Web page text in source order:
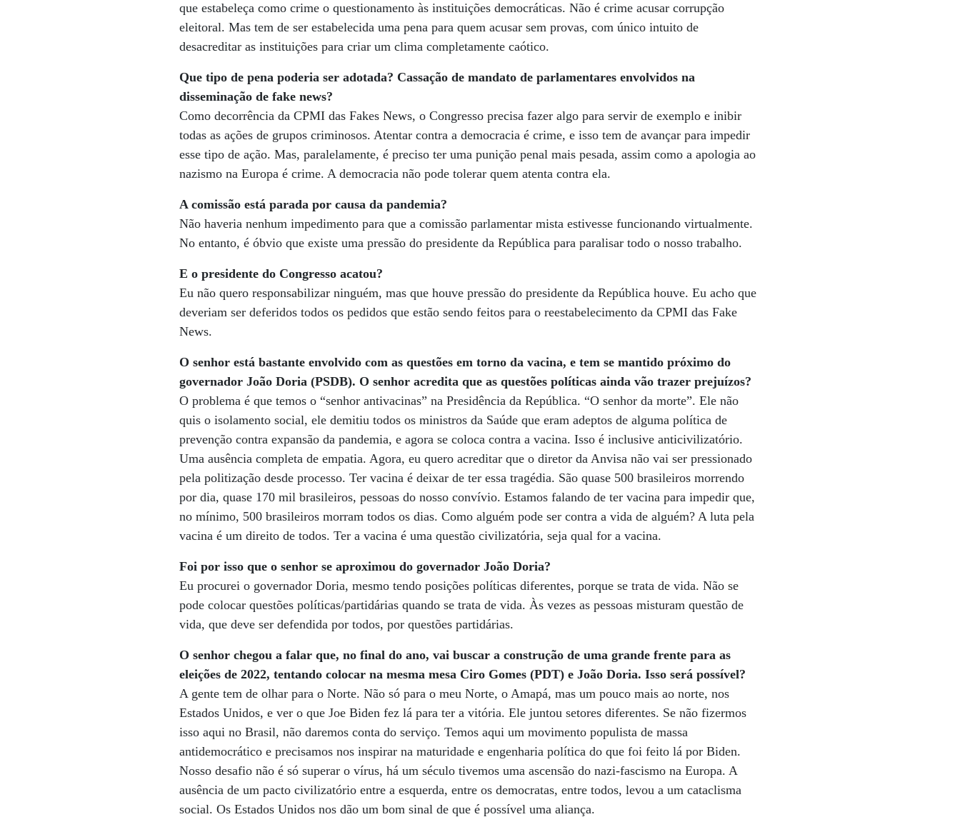
que estabeleça como crime o questionamento às instituições democráticas. Não é crime acusar corrupção
eleitoral. Mas tem de ser estabelecida uma pena para quem acusar sem provas, com único intuito de
desacreditar as instituições para criar um clima completamente caótico.
Que tipo de pena poderia ser adotada? Cassação de mandato de parlamentares envolvidos na
disseminação de fake news?
Como decorrência da CPMI das Fakes News, o Congresso precisa fazer algo para servir de exemplo e inibir
todas as ações de grupos criminosos. Atentar contra a democracia é crime, e isso tem de avançar para impedir
esse tipo de ação. Mas, paralelamente, é preciso ter uma punição penal mais pesada, assim como a apologia ao
nazismo na Europa é crime. A democracia não pode tolerar quem atenta contra ela.
A comissão está parada por causa da pandemia?
Não haveria nenhum impedimento para que a comissão parlamentar mista estivesse funcionando virtualmente.
No entanto, é óbvio que existe uma pressão do presidente da República para paralisar todo o nosso trabalho.
E o presidente do Congresso acatou?
Eu não quero responsabilizar ninguém, mas que houve pressão do presidente da República houve. Eu acho que
deveriam ser deferidos todos os pedidos que estão sendo feitos para o reestabelecimento da CPMI das Fake
News.
O senhor está bastante envolvido com as questões em torno da vacina, e tem se mantido próximo do
governador João Doria (PSDB). O senhor acredita que as questões políticas ainda vão trazer prejuízos?
O problema é que temos o “senhor antivacinas” na Presidência da República. “O senhor da morte”. Ele não
quis o isolamento social, ele demitiu todos os ministros da Saúde que eram adeptos de alguma política de
prevenção contra expansão da pandemia, e agora se coloca contra a vacina. Isso é inclusive anticivilizatório.
Uma ausência completa de empatia. Agora, eu quero acreditar que o diretor da Anvisa não vai ser pressionado
pela politização desde processo. Ter vacina é deixar de ter essa tragédia. São quase 500 brasileiros morrendo
por dia, quase 170 mil brasileiros, pessoas do nosso convívio. Estamos falando de ter vacina para impedir que,
no mínimo, 500 brasileiros morram todos os dias. Como alguém pode ser contra a vida de alguém? A luta pela
vacina é um direito de todos. Ter a vacina é uma questão civilizatória, seja qual for a vacina.
Foi por isso que o senhor se aproximou do governador João Doria?
Eu procurei o governador Doria, mesmo tendo posições políticas diferentes, porque se trata de vida. Não se
pode colocar questões políticas/partidárias quando se trata de vida. Às vezes as pessoas misturam questão de
vida, que deve ser defendida por todos, por questões partidárias.
O senhor chegou a falar que, no final do ano, vai buscar a construção de uma grande frente para as
eleições de 2022, tentando colocar na mesma mesa Ciro Gomes (PDT) e João Doria. Isso será possível?
A gente tem de olhar para o Norte. Não só para o meu Norte, o Amapá, mas um pouco mais ao norte, nos
Estados Unidos, e ver o que Joe Biden fez lá para ter a vitória. Ele juntou setores diferentes. Se não fizermos
isso aqui no Brasil, não daremos conta do serviço. Temos aqui um movimento populista de massa
antidemocrático e precisamos nos inspirar na maturidade e engenharia política do que foi feito lá por Biden.
Nosso desafio não é só superar o vírus, há um século tivemos uma ascensão do nazi-fascismo na Europa. A
ausência de um pacto civilizatório entre a esquerda, entre os democratas, entre todos, levou a um cataclisma
social. Os Estados Unidos nos dão um bom sinal de que é possível uma aliança.